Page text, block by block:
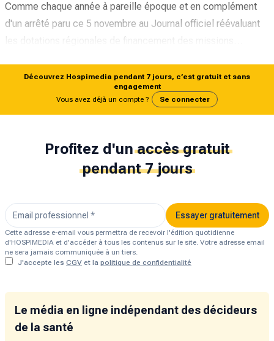
Comme chaque année à pareille époque et en complément
d'un arrêté paru ce 5 novembre au Journal officiel réévaluant
Découvrez Hospimedia pendant 7 jours, c’est gratuit et sans
engagement
Vous avez déjà un compte ?
Se connecter
Profitez d'un accès gratuit
pendant 7 jours
Essayer gratuitement
Cette adresse e-email vous permettra de recevoir l'édition quotidienne
d'HOSPIMEDIA et d'accéder à tous les contenus sur le site. Votre adresse email
ne sera jamais communiquée à un tiers.
J'accepte les CGV et la politique de confidentialité
Le média en ligne indépendant des décideurs
de la santé